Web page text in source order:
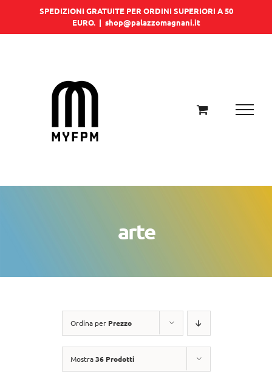
SPEDIZIONI GRATUITE PER ORDINI SUPERIORI A 50
EURO. | shop@palazzomagnani.it
arte
Ordina per Prezzo
Mostra36 Prodotti